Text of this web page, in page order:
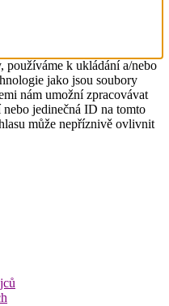
používáme k ukládání a/nebo
jako jsou soubory
nám umožní zpracovávat
jedinečná ID na tomto
může nepříznivě ovlivnit